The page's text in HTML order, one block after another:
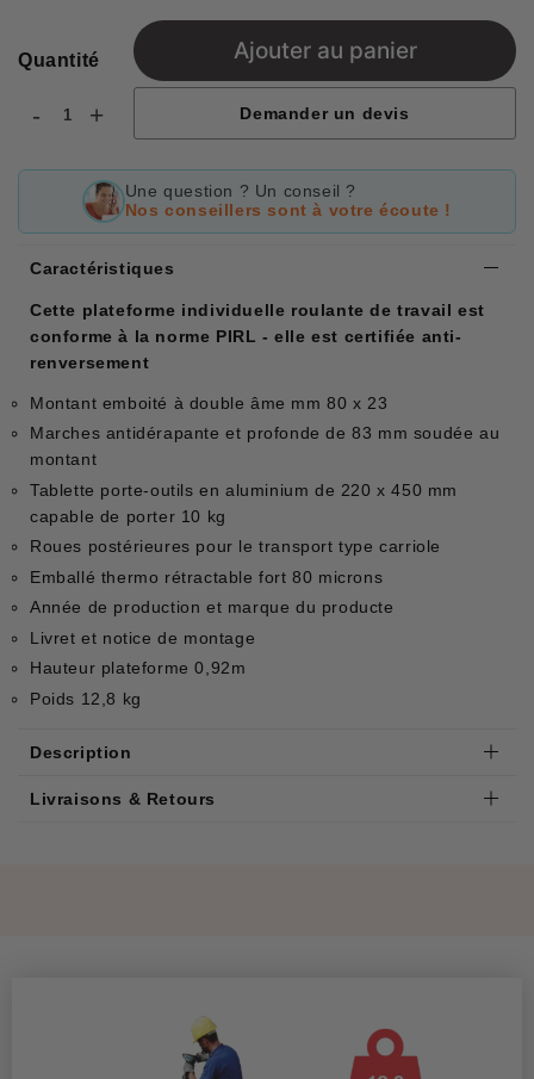
Quantité
- +
Ajouter au panier
Demander un devis
Une question ? Un conseil ?
Nos conseillers sont à votre écoute !
Caractéristiques
Cette plateforme individuelle roulante de travail est
conforme à la norme PIRL - elle est certifiée anti-
renversement
Montant emboité à double âme mm 80 x 23
Marches antidérapante et profonde de 83 mm soudée au
montant
Tablette porte-outils en aluminium de 220 x 450 mm
capable de porter 10 kg
Roues postérieures pour le transport type carriole
Emballé thermo rétractable fort 80 microns
Année de production et marque du producte
Livret et notice de montage
Hauteur plateforme 0,92m
Poids 12,8 kg
Description
Livraisons & Retours